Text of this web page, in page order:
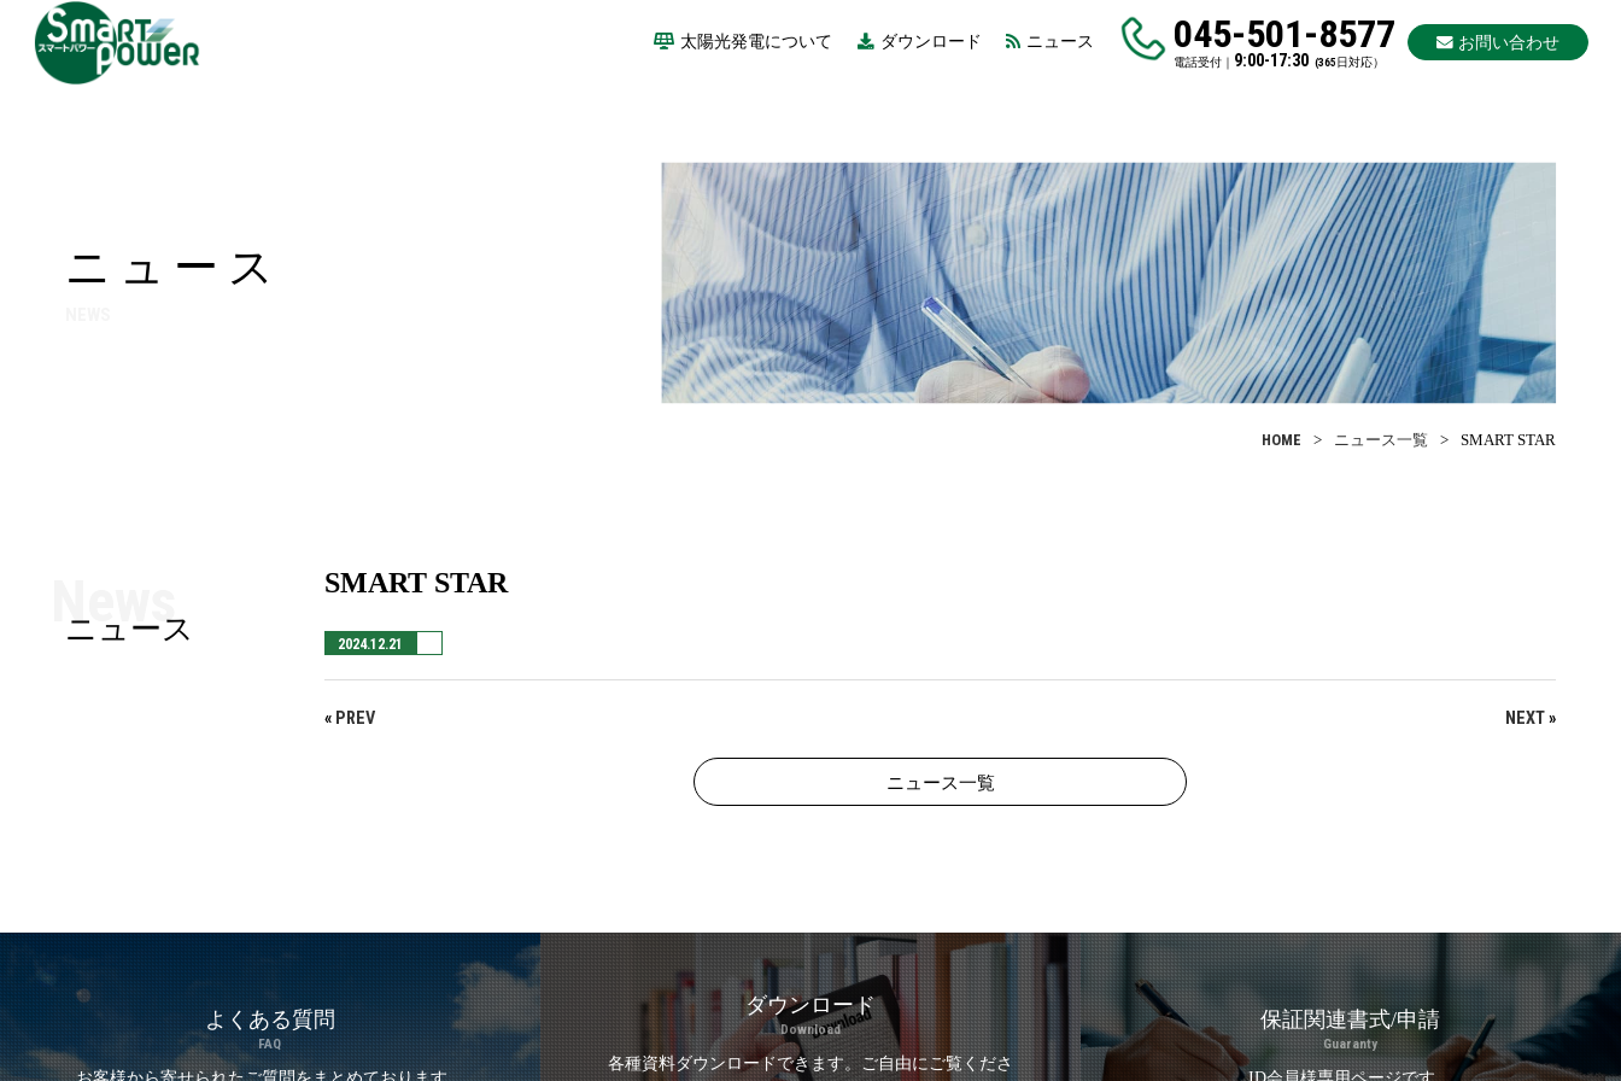
太陽光発電について ダウンロード ニュース 045-501-8577
電話受付｜ 9:00-17:30 (365日対応）
お問い合わせ
ニュース
HOME ニュース一覧 SMART STAR
ニュース
News SMART STAR
2024.12.21
« PREV NEXT»
ニュース一覧
よくある質問
FAQ
お客様から寄せられたご質問を まとめております。
ダウンロード
Download
各種資料ダウンロードできます。ご自由にご覧くださ
保証関連書式/申請
Guaranty
ID会員様専用ページです。